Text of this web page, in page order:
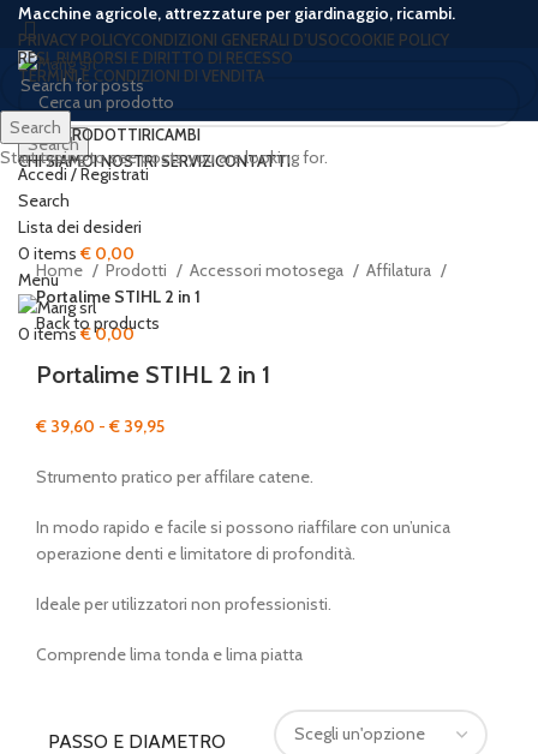
Macchine agricole, attrezzature per giardinaggio, ricambi.
PRIVACY POLICYCONDIZIONI GENERALI D’USOCOOKIE POLICY
RESI, RIMBORSI E DIRITTO DI RECESSO
TERMINI E CONDIZIONI DI VENDITA
Search
Accedi / Registrati
Search
Lista dei desideri
0 items € 0,00
Menu
0 items€0,00
HOME PRODOTTIRICAMBI
CHI SIAMOI NOSTRI SERVIZICONTATTI
-24%
Home
Prodotti Accessori motosega
Affilatura
Portalime STIHL 2 in 1
Back to products
Portalime STIHL 2 in 1
€ 39,60 - € 39,95Fascia
prezzo:
€ 39,60
a
Strumento pratico per affilare catene.
In modo rapido e facile si possono riaffilare con un’unica
operazione denti e limitatore di profondità.
Ideale per utilizzatori non professionisti.
Comprende lima tonda e lima piatta
PASSO E DIAMETRO
Search
Start typing to see posts you are looking for.